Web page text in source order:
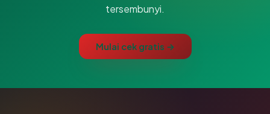
tersembunyi.
Mulai cek gratis →